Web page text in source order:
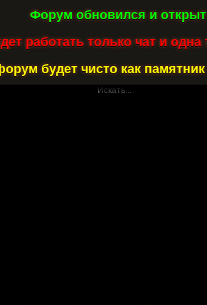
Форум обновился и
работать только чат и
будет чисто как